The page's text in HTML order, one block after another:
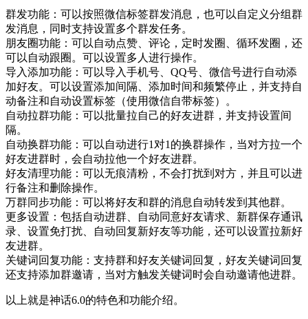
群发功能：可以按照微信标签群发消息，也可以自定义分组群
发消息，同时支持设置多个群发任务。
朋友圈功能：可以自动点赞、评论，定时发圈、循环发圈，还
可以自动跟圈。可以设置多人进行操作。
导入添加功能：可以导入手机号、QQ号、微信号进行自动添
加好友。可以设置添加间隔、添加时间和频繁停止，并支持自
动备注和自动设置标签（使用微信自带标签）。
自动拉群功能：可以批量拉自己的好友进群，并支持设置间
隔。
自动换群功能：可以自动进行1对1的换群操作，当对方拉一个
好友进群时，会自动拉他一个好友进群。
好友清理功能：可以无痕清粉，不会打扰到对方，并且可以进
行备注和删除操作。
万群同步功能：可以将好友和群的消息自动转发到其他群。
更多设置：包括自动进群、自动同意好友请求、新群保存通讯
录、设置免打扰、自动回复新好友等功能，还可以设置拉新好
友进群。
关键词回复功能：支持群和好友关键词回复，好友关键词回复
还支持添加群邀请，当对方触发关键词时会自动邀请他进群。
以上就是神话6.0的特色和功能介绍。